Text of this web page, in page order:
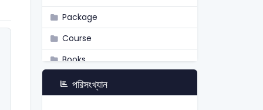
Package
Course
Books
Academy
পরিসংখ্যান